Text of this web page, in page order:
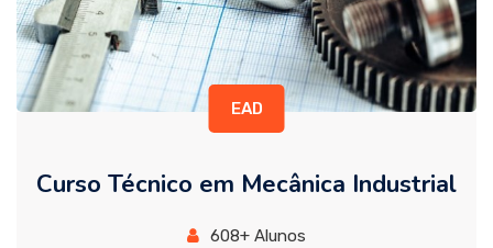
EAD
Curso Técnico em Mecânica Industrial
608+ Alunos